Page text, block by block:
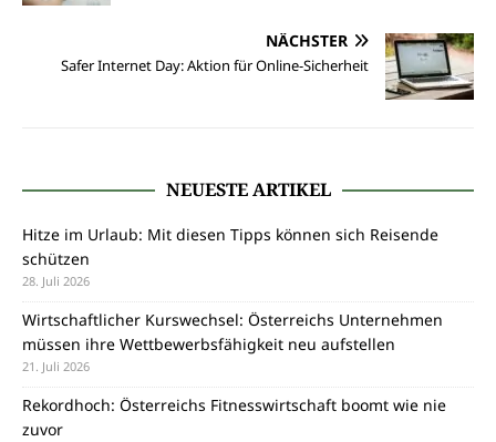
NÄCHSTER
Safer Internet Day: Aktion für Online-Sicherheit
NEUESTE ARTIKEL
Hitze im Urlaub: Mit diesen Tipps können sich Reisende
schützen
28. Juli 2026
Wirtschaftlicher Kurswechsel: Österreichs Unternehmen
müssen ihre Wettbewerbsfähigkeit neu aufstellen
21. Juli 2026
Rekordhoch: Österreichs Fitnesswirtschaft boomt wie nie
zuvor